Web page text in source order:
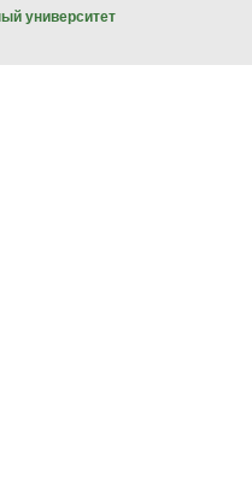
университет